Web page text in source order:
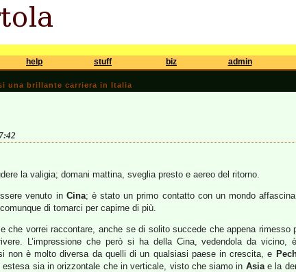
help stuff biz admin
una brillante carriera in Italia
la valigia; domani mattina, sveglia presto e aereo del ritorno.
venuto in Cina; è stato un primo contatto con un mondo
di tornarci per capirne di più.
che vorrei raccontare, anche se di solito succede che appena
L’impressione che però si ha della Cina, vedendola da
non è molto diversa da quelli di un qualsiasi paese in crescita, e
sia in orizzontale che in verticale, visto che siamo in Asiae la